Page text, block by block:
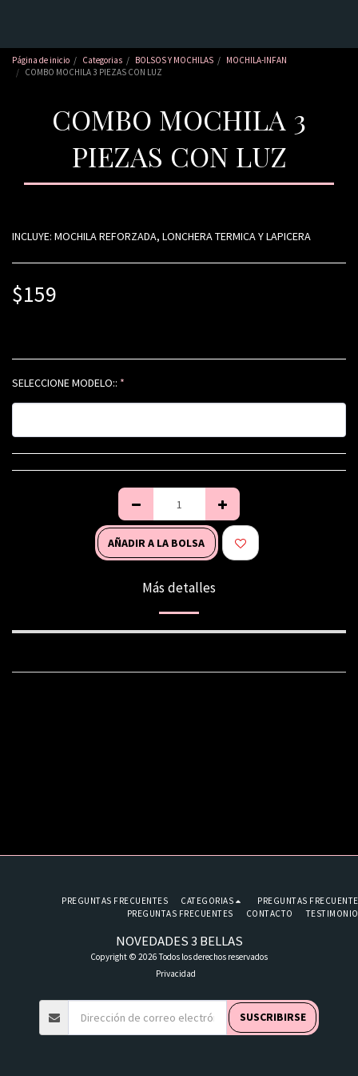
Página de inicio Categorias BOLSOS Y MOCHILAS
MOCHILA-INFAN
COMBO MOCHILA 3 PIEZAS CON LUZ
COMBO MOCHILA 3
PIEZAS CON LUZ
INCLUYE: MOCHILA REFORZADA, LONCHERA TERMICA Y LAPICERA
$159
SELECCIONE MODELO:: *
AÑADIR A LA BOLSA
Más detalles
NOVEDADES 3 BELLAS
Copyright © 2026 Todos los derechos reservados
Privacidad
PREGUNTAS FRECUENTES CATEGORIAS
PREGUNTAS
PREGUNTAS FRECUENTES
CONTACTO
SUSCRIBIRSE